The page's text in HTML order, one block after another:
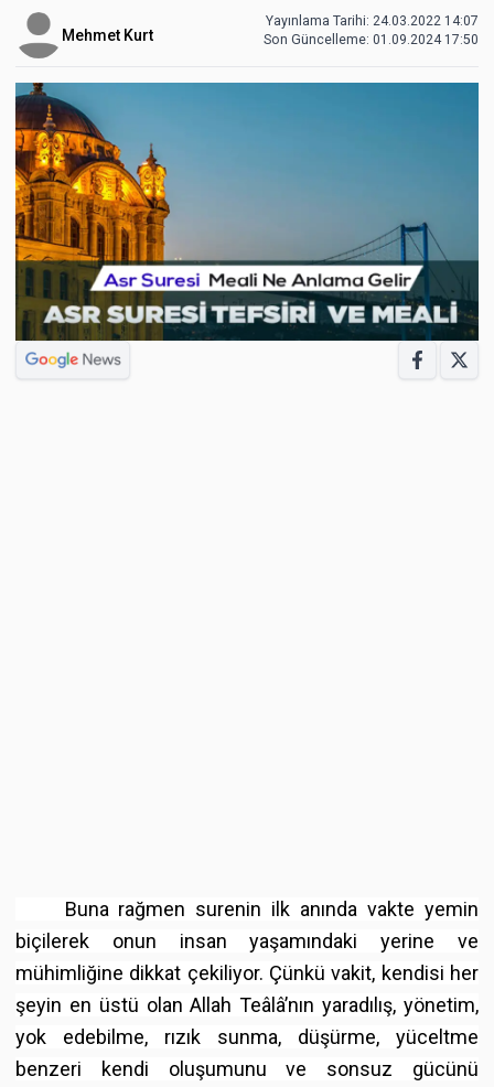
Mehmet Kurt
Yayınlama Tarihi: 24.03.2022 14:07
Son Güncelleme: 01.09.2024 17:50
Buna rağmen surenin ilk anında vakte yemin
biçilerek onun insan yaşamındaki yerine ve
mühimliğine dikkat çekiliyor. Çünkü vakit, kendisi her
şeyin en üstü olan Allah Teâlâ’nın yaradılış, yönetim,
yok edebilme, rızık sunma, düşürme, yüceltme
benzeri kendi oluşumunu ve sonsuz gücünü